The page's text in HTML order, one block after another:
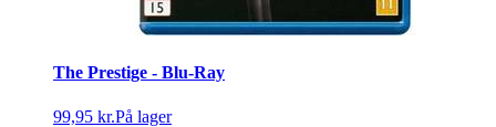
The Prestige - Blu-Ray
99,95 kr.På lager